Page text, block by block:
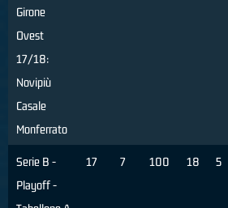
Girone
Ovest
17/18:
Novipiù
Casale
Monferrato
Serie B -
Playoff -
17 7 100 18 5